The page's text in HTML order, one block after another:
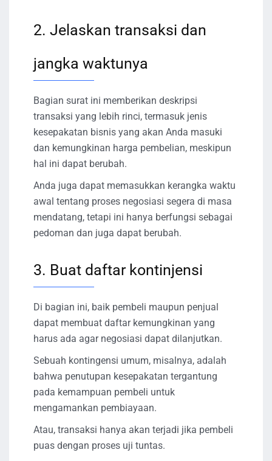
2. Jelaskan transaksi dan
jangka waktunya
Bagian surat ini memberikan deskripsi
transaksi yang lebih rinci, termasuk jenis
kesepakatan bisnis yang akan Anda masuki
dan kemungkinan harga pembelian, meskipun
hal ini dapat berubah.
Anda juga dapat memasukkan kerangka waktu
awal tentang proses negosiasi segera di masa
mendatang, tetapi ini hanya berfungsi sebagai
pedoman dan juga dapat berubah.
3. Buat daftar kontinjensi
Di bagian ini, baik pembeli maupun penjual
dapat membuat daftar kemungkinan yang
harus ada agar negosiasi dapat dilanjutkan.
Sebuah kontingensi umum, misalnya, adalah
bahwa penutupan kesepakatan tergantung
pada kemampuan pembeli untuk
mengamankan pembiayaan.
Atau, transaksi hanya akan terjadi jika pembeli
puas dengan proses uji tuntas.